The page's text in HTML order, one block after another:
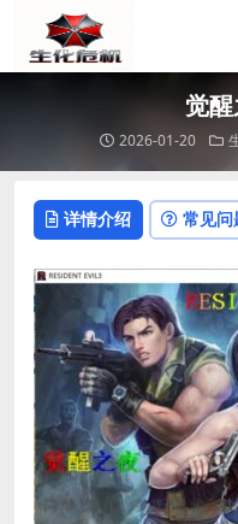
觉
2026-01-20
详情介绍 常见问